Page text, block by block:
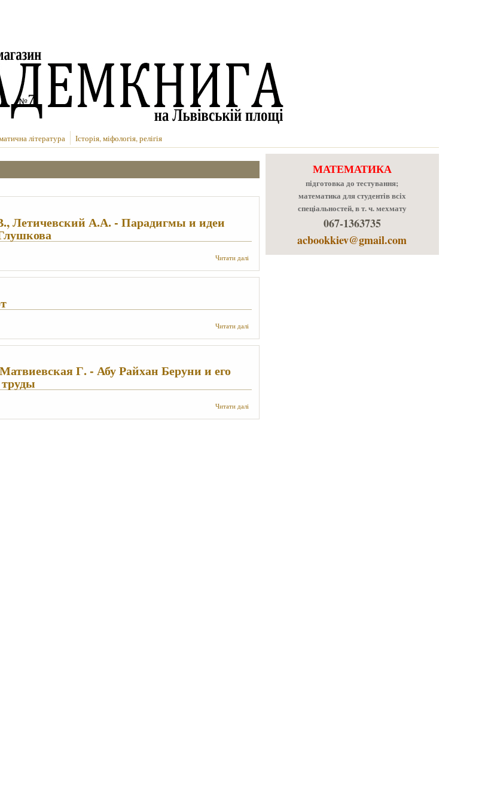
література Історія, міфологія, релігія
Летичевский А.А. - Парадигмы и идеи
Читати далі про Капитонова Ю.В., Летичевский А.А. - Парадигмы и идеи
Читати далі
Г. - Абу Райхан Беруни и его
Читати далі
МАТЕМАТИКА
підготовка до тестування;
математика для студентів всіх
спеціальностей, в т. ч. мехмату
067-1363735
acbookkiev@gmail.com